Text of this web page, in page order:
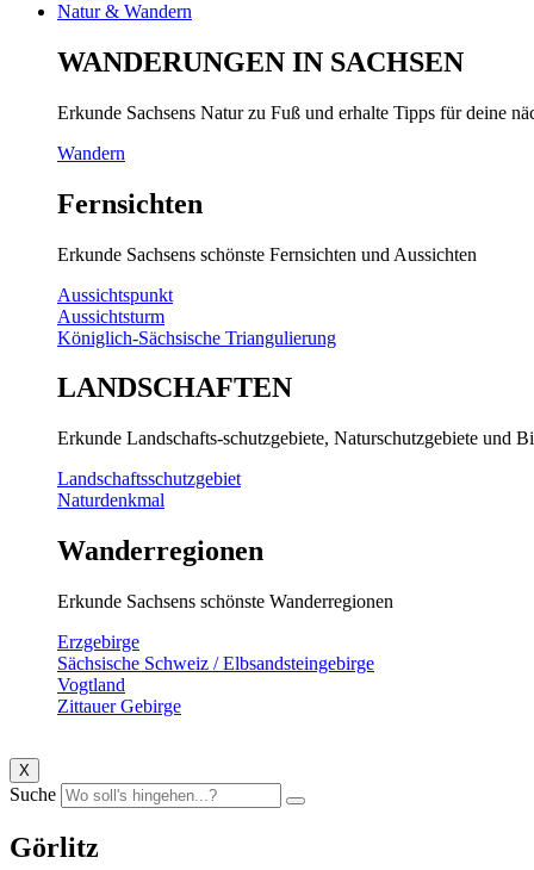
Natur & Wandern
WANDERUNGEN IN SACHSEN
Erkunde Sachsens Natur zu Fuß und erhalte Tipps für deine
Wandern
Fernsichten
Erkunde Sachsens schönste Fernsichten und Aussichten
Aussichtspunkt
Aussichtsturm
Königlich-Sächsische Triangulierung
LANDSCHAFTEN
Erkunde Landschafts-schutzgebiete, Naturschutzgebiete und
Landschaftsschutzgebiet
Naturdenkmal
Wanderregionen
Erkunde Sachsens schönste Wanderregionen
Erzgebirge
Sächsische Schweiz / Elbsandsteingebirge
Vogtland
Zittauer Gebirge
X
Suche
Görlitz